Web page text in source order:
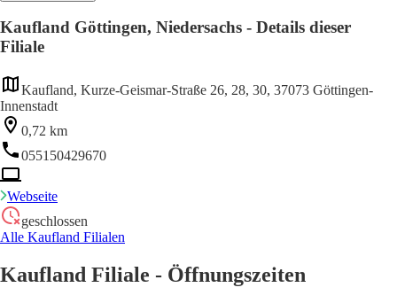
Kaufland Göttingen, Niedersachs - Details dieser
Filiale
Kaufland, Kurze-Geismar-Straße 26, 28, 30, 37073 Göttingen-
Innenstadt
0,72 km
055150429670
Webseite
geschlossen
Alle Kaufland Filialen
Kaufland Filiale - Öffnungszeiten